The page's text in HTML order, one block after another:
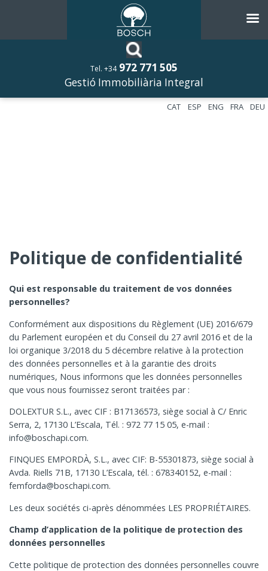
Tel. +34 972 771 505
Gestió Immobiliària Integral
DEU
FRA
ENG
ESP
CAT
Politique de confidentialité
Qui est responsable du traitement de vos données
personnelles?
Conformément aux dispositions du Règlement (UE) 2016/679
du Parlement européen et du Conseil du 27 avril 2016 et de la
loi organique 3/2018 du 5 décembre relative à la protection
des données personnelles et à la garantie des droits
numériques, Nous informons que les données personnelles
que vous nous fournissez seront traitées par :
DOLEXTUR S.L., avec CIF : B17136573, siège social à C/ Enric
Serra, 2, 17130 L’Escala, Tél. : 972 77 15 05, e-mail :
info@boschapi.com.
FINQUES EMPORDÀ, S.L., avec CIF: B-55301873, siège social à
Avda. Riells 71B, 17130 L’Escala, tél. : 678340152, e-mail :
femforda@boschapi.com.
Les deux sociétés ci-après dénommées LES PROPRIÉTAIRES.
Champ d’application de la politique de protection des
données personnelles
Cette politique de protection des données personnelles couvre